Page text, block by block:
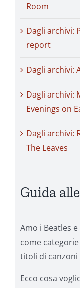
Room
Dagli archivi:
report
Dagli archivi:
Dagli archivi:
Evenings on
Dagli archivi:
The Leaves
Guida
Amo i Beatles
come
titoli di
Ecco cosa